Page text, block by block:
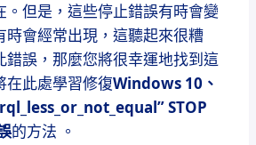
但是，這些停止錯誤有時會變
時會經常出現，這聽起來很糟
錯誤，那麼您將很幸運地找到這
在此處學習修復Windows 10、
STOP
的方法 。